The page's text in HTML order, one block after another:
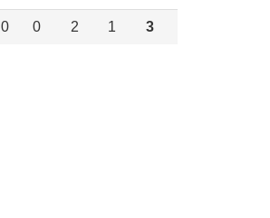
0 0 2 1 3